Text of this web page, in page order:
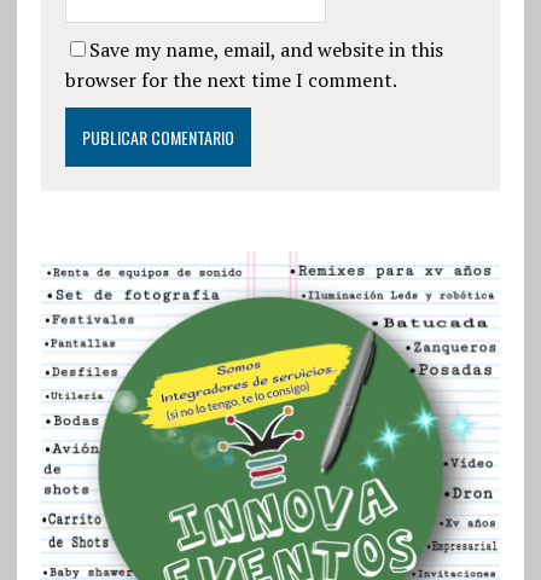
Save my name, email, and website in this
browser for the next time I comment.